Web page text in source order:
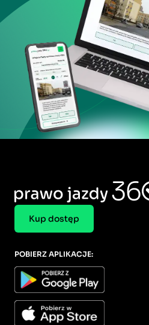
Kup dostęp
POBIERZ APLIKACJE: